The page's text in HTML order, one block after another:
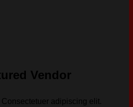
Vendor
adipiscing elit.